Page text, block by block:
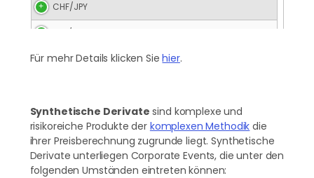
CHF/JPY
EUR/AUD
EUR/BRL
EUR/CHF
EUR/CNY
EUR/GBP
Für mehr Details klicken Siehier.
Synthetische Derivate sind komplexe und
risikoreiche Produkte der komplexen Methodik die
ihrer Preisberechnung zugrunde liegt. Synthetische
Derivate unterliegen Corporate Events, die unter den
folgenden Umständen eintreten können: